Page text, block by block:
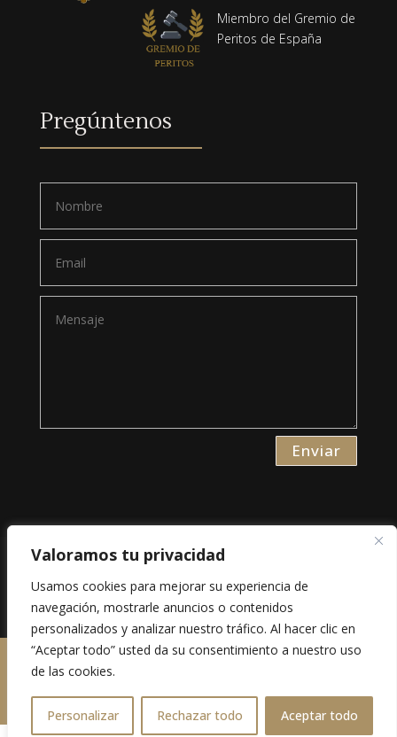
Valoramos tu privacidad
Usamos cookies para mejorar su experiencia de
navegación, mostrarle anuncios o contenidos
personalizados y analizar nuestro tráfico. Al hacer clic en
“Aceptar todo” usted da su consentimiento a nuestro uso
de las cookies.
Personalizar Rechazar todo Aceptar todo
Miembro del Gremio de
Peritos de España
Pregúntenos
Enviar
Aviso Legal
Política de Privacidad
Política de Cookies
Los derechos están reservados. 2023www.eligeunaweb.es